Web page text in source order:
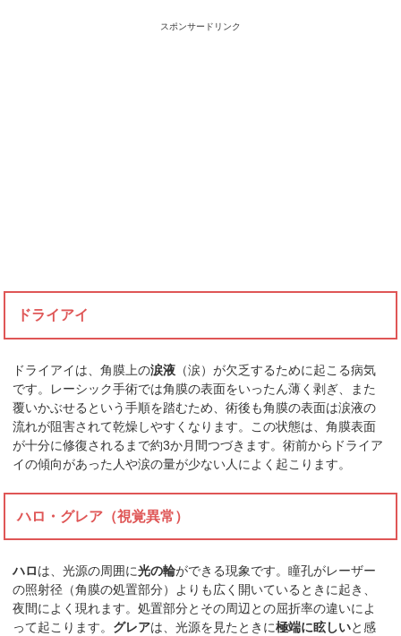
スポンサードリンク
ドライアイ
ドライアイは、角膜上の涙液 （涙）が欠乏するために起こる病気
です。レーシック手術では角膜の表面をいったん薄く剥ぎ、また
覆いかぶせるという手順を踏むため、術後も角膜の表面は涙液の
流れが阻害されて乾燥しやすくなります。この状態は、角膜表面
が十分に修復されるまで約3か月間つづきます。術前からドライア
イの傾向があった人や涙の量が少ない人によく起こります。
ハロ・グレア（視覚異常）
ハロは、光源の周囲に光の輪ができる現象です。瞳孔がレーザー
の照射径（角膜の処置部分）よりも広く開いているときに起き、
夜間によく現れます。処置部分とその周辺との屈折率の違いによ
って起こります。 グレアは、光源を見たときに極端に眩しいと感